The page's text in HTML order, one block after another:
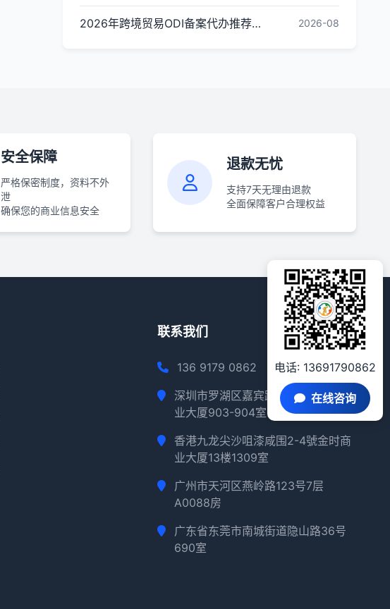
2026年跨境贸易ODI备案代办推荐与核心选择标准指南 2026-08
安全保障
严格保密制度，资料不外
泄
确保您的商业信息安全
退款无忧
支持7天无理由退款
全面保障客户合理权益
联系我们
136 9179 0862
深圳市罗湖区嘉宾路2018路深华商
业大厦903-904室
香港九龙尖沙咀漆咸围2-4號金时商
业大厦13楼1309室
广州市天河区燕岭路123号7层
A0088房
广东省东莞市南城街道隐山路36号
690室
电话: 13691790862
在线咨询